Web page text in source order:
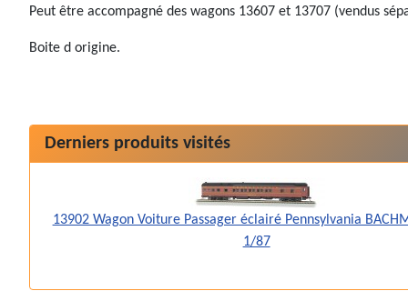
Peut être accompagné des wagons 13607 et 13707 (vendus
Boite d origine.
Derniers produits visités
13902 Wagon Voiture Passager éclairé Pennsylvania
1/87